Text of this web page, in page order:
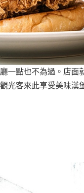
一點也不為過。店面
光客來此享受美味漢